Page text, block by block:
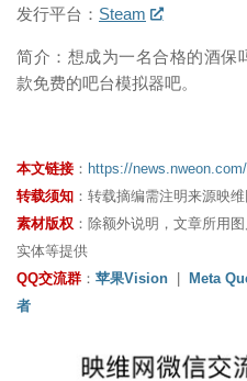
发行平台： Steam
简介：想成为一名合格的酒保
款免费的吧台模拟器吧。
本文链接 ： https://
转载须知 ：转载摘编需注明来源映
素材版权 ：除额外说明，文章所用
实体等提供
QQ交流群 ： 苹果Vision Meta
者